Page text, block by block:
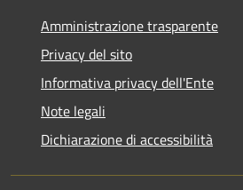
Amministrazione trasparente
Privacy del sito
Informativa privacy dell'Ente
Note legali
Dichiarazione di accessibilità